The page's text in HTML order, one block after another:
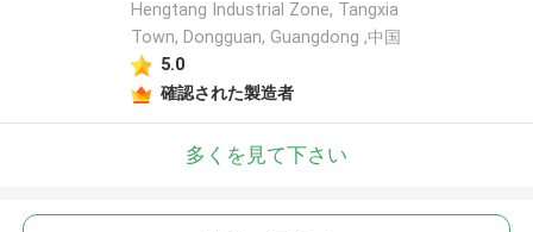
Hengtang Industrial Zone, Tangxia
Town, Dongguan, Guangdong ,中国
5.0
確認された製造者
多くを見て下さい